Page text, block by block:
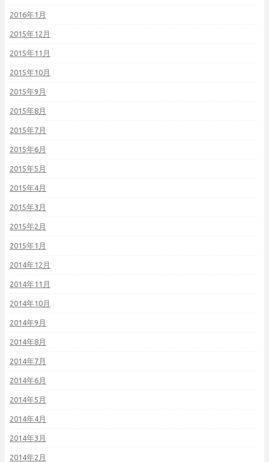
2016年1月
2015年12月
2015年11月
2015年10月
2015年9月
2015年8月
2015年7月
2015年6月
2015年5月
2015年4月
2015年3月
2015年2月
2015年1月
2014年12月
2014年11月
2014年10月
2014年9月
2014年8月
2014年7月
2014年6月
2014年5月
2014年4月
2014年3月
2014年2月